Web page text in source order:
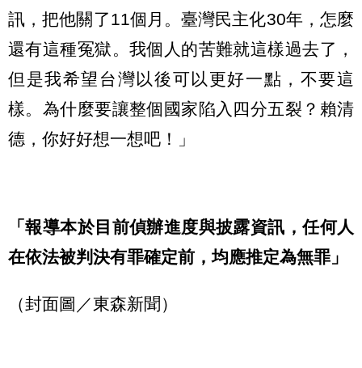
訊，把他關了11個月。臺灣民主化30年，怎麼
還有這種冤獄。我個人的苦難就這樣過去了，
但是我希望台灣以後可以更好一點，不要這
樣。為什麼要讓整個國家陷入四分五裂？賴清
德，你好好想一想吧！」
「報導本於目前偵辦進度與披露資訊，任何人
在依法被判決有罪確定前，均應推定為無罪」
（封面圖／東森新聞）